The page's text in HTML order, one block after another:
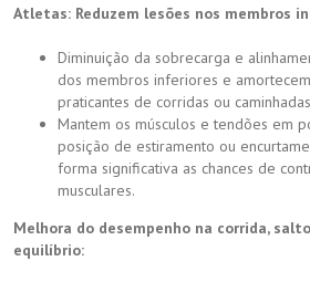
Atletas: Reduzem lesões nos membros
Diminuição da sobrecarga e
dos membros inferiores e
praticantes de corridas ou
Mantem os músculos e tendões em
posição de estiramento ou
forma significativa as chances de
musculares.
Melhora do desempenho na corrida,
equilíbrio: